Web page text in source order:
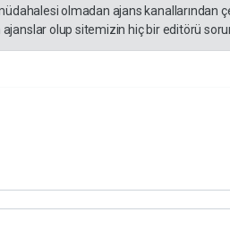
olmadan ajans kanallarından
olup sitemizin hiç bir editörü